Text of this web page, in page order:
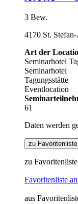
3 Bew.
4170 St.
Art der
Seminarhotel
Seminarhotel
Tagungsstätte
Eventlocation
61
Daten werden
zu
zu
Favoritenliste
aus